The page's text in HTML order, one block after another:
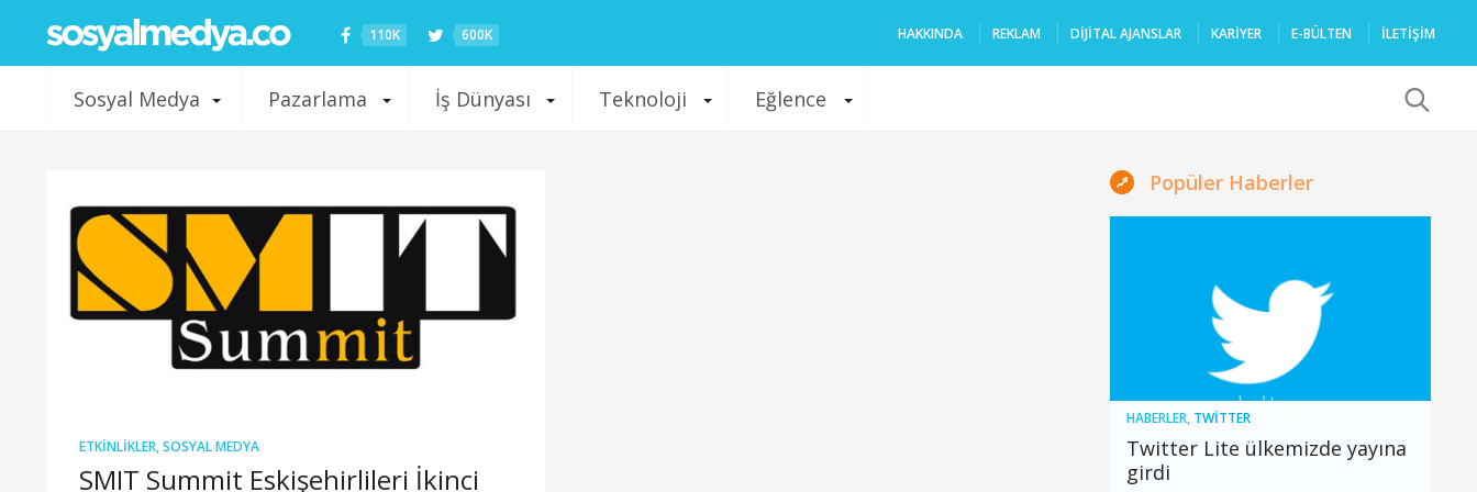
110K 600K HAKKINDA REKLAM DIJITAL AJANSLAR KARIYER E-BÜLTEN İLETİŞİM
Sosyal Medya Pazarlama İş Dünyası Teknoloji Eğlence
ETKINLIKLER,SOSYAL MEDYA
SMIT Summit Eskişehirlileri İkinci
Popüler Haberler
HABERLER, TWITTER
Twitter Lite ülkemizde yayına
girdi